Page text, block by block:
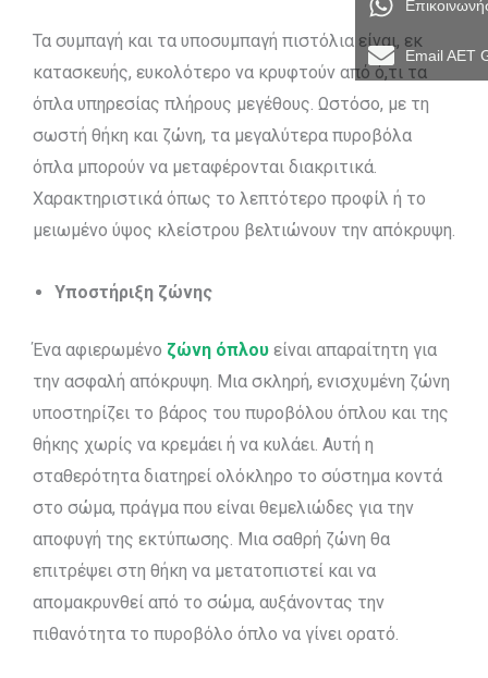
Τα συμπαγή και τα υποσυμπαγή πιστόλια είναι, εκ
κατασκευής, ευκολότερο να κρυφτούν από ό,τι τα
όπλα υπηρεσίας πλήρους μεγέθους. Ωστόσο, με τη
σωστή θήκη και ζώνη, τα μεγαλύτερα πυροβόλα
όπλα μπορούν να μεταφέρονται διακριτικά.
Χαρακτηριστικά όπως το λεπτότερο προφίλ ή το
μειωμένο ύψος κλείστρου βελτιώνουν την απόκρυψη.
Υποστήριξη ζώνης
Ένα αφιερωμένο ζώνη όπλου είναι απαραίτητη για
την ασφαλή απόκρυψη. Μια σκληρή, ενισχυμένη ζώνη
υποστηρίζει το βάρος του πυροβόλου όπλου και της
θήκης χωρίς να κρεμάει ή να κυλάει. Αυτή η
σταθερότητα διατηρεί ολόκληρο το σύστημα κοντά
στο σώμα, πράγμα που είναι θεμελιώδες για την
αποφυγή της εκτύπωσης. Μια σαθρή ζώνη θα
επιτρέψει στη θήκη να μετατοπιστεί και να
απομακρυνθεί από το σώμα, αυξάνοντας την
πιθανότητα το πυροβόλο όπλο να γίνει ορατό.
Email AET